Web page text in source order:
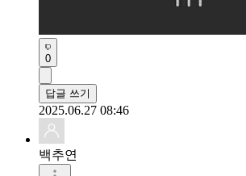
0
답글 쓰기
2025.06.27 08:46
백추연